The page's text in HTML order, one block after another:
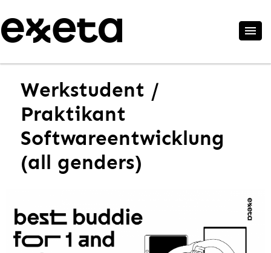
Werkstudent /
Praktikant
Softwareentwicklung
(all genders)